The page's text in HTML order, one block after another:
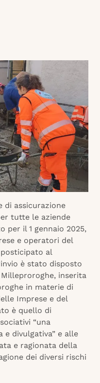
di assicurazione
tutte le aziende
per il 1 gennaio 2025,
e operatori del
al
è stato disposto
inserita
in materie di
Imprese e del
è quello di
“una
e divulgativa” e alle
e ragionata della
dei diversi rischi